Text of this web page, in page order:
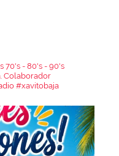
70's - 80's - 90's
Colaborador
#xavitobaja